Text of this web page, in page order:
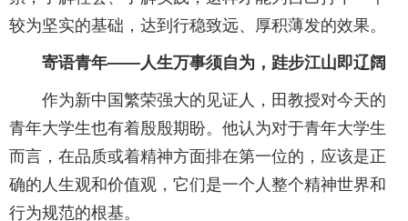
较为坚实的基础，达到行稳致远、厚积薄发的效果。
寄语青年——人生万事须自为，跬步江山即辽阔
作为新中国繁荣强大的见证人，田教授对今天的
青年大学生也有着殷殷期盼。他认为对于青年大学生
而言，在品质或着精神方面排在第一位的，应该是正
确的人生观和价值观，它们是一个人整个精神世界和
行为规范的根基。